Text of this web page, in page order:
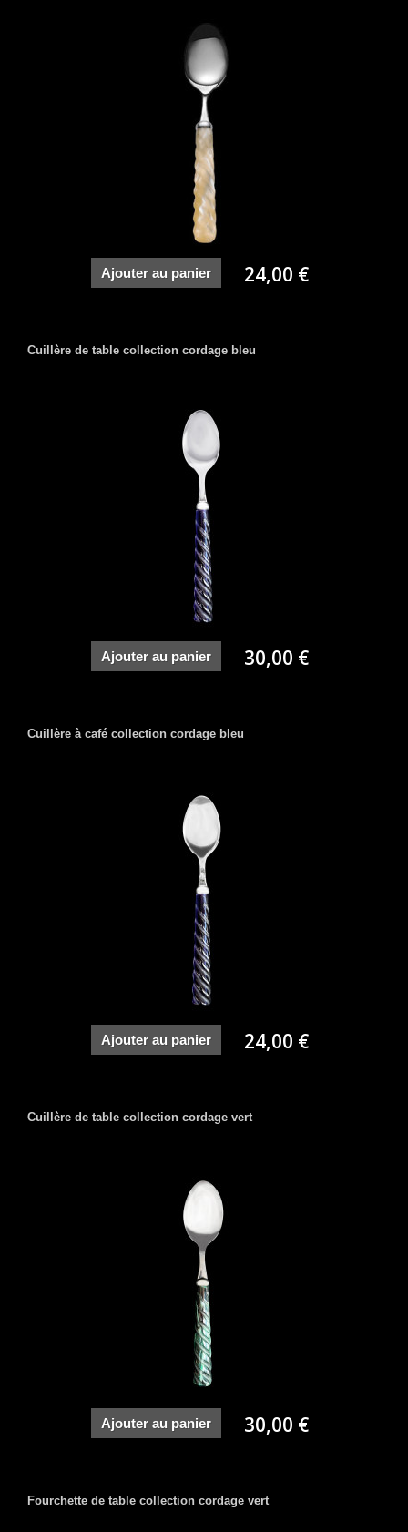
Ajouter au panier 24,00 €
Cuillère de table collection cordage bleu
Ajouter au panier 30,00 €
Cuillère à café collection cordage bleu
Ajouter au panier 24,00 €
Cuillère de table collection cordage vert
Ajouter au panier 30,00 €
Fourchette de table collection cordage vert